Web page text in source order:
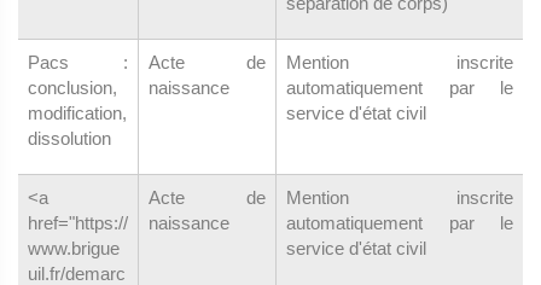
Pacs :
conclusion,
modification,
dissolution
Acte de
naissance
Mention inscrite
automatiquement par le
service d'état civil
<a
href="https://
www.brigue
uil.fr/demarc
Acte de
naissance
Mention inscrite
automatiquement par le
service d'état civil